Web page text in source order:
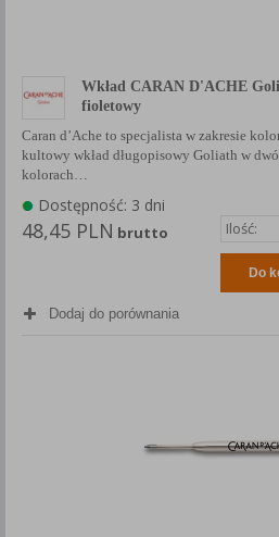
Wkład CARAN D'ACHE
fioletowy
Caran d’Ache to specjalista w zakresie
kultowy wkład długopisowy Goliath w
kolorach…
Dostępność: 3 dni
48,45 PLN brutto
Do
Dodaj do porównania